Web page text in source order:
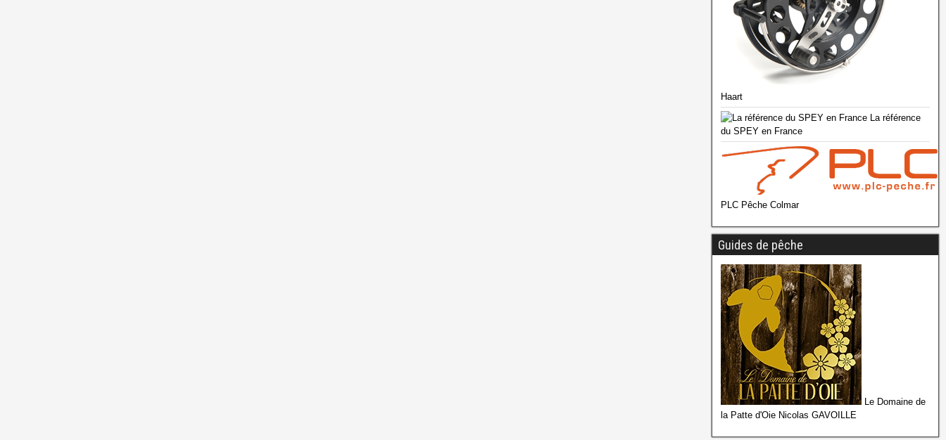
Haart
La référence
du SPEY en France
PLC Pêche Colmar
Guides de pêche
Le Domaine de
la Patte d'Oie Nicolas GAVOILLE